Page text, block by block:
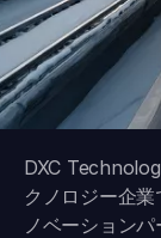
DXC
クノロジー企
ノベーション